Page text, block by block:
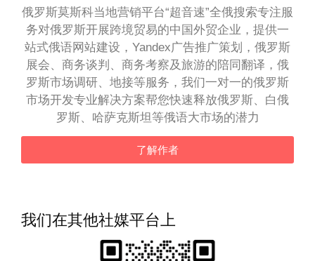
俄罗斯莫斯科当地营销平台“超音速”全俄搜索专注服
务对俄罗斯开展跨境贸易的中国外贸企业，提供一
站式俄语网站建设，Yandex广告推广策划，俄罗斯
展会、商务谈判、商务考察及旅游的陪同翻译，俄
罗斯市场调研、地接等服务，我们一对一的俄罗斯
市场开发专业解决方案帮您快速释放俄罗斯、白俄
罗斯、哈萨克斯坦等俄语大市场的潜力
了解作者
我们在其他社媒平台上